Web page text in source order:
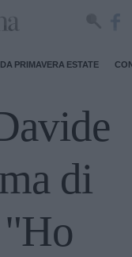
PRIMAVERA ESTATE
di